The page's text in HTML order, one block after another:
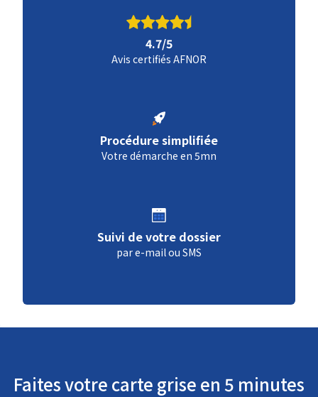
4.7/5
Avis certifiés AFNOR
Procédure simplifiée
Votre démarche en 5mn
Suivi de votre dossier
par e-mail ou SMS
Faites votre carte grise en 5 minutes